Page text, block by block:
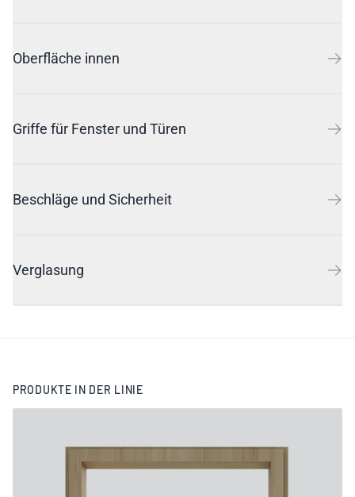
Oberfläche innen
Griffe für Fenster und Türen
Beschläge und Sicherheit
Verglasung
PRODUKTE IN DER LINIE